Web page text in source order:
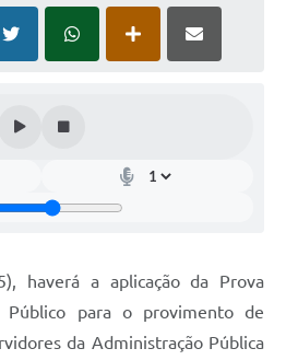
Blanc)
haverá a aplicação da Prova
Público para o provimento de
da Administração Pública